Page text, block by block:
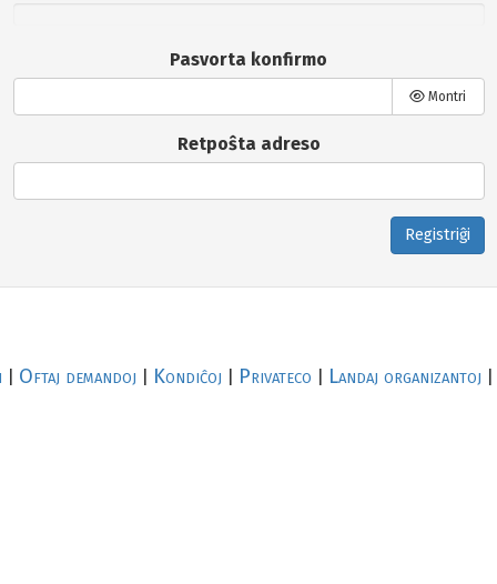
Pasvorta konfirmo
Montri
Retpoŝta adreso
Registriĝi
Oftaj demandoj Kondiĉoj Privateco Landaj organizantoj